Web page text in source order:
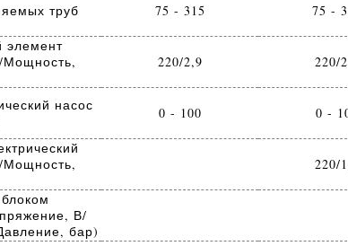
труб 75 - 315 75 -
элемент
220/2,9 220/
насос
0 - 100 0 -
220/
В/
бар)